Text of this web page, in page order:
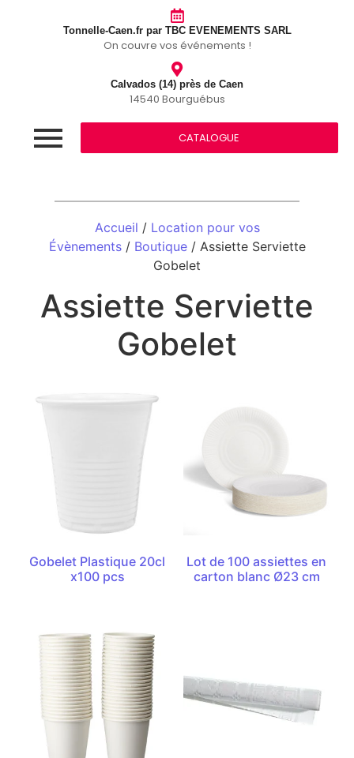
Tonnelle-Caen.fr par TBC EVENEMENTS SARL
On couvre vos événements !
Calvados (14) près de Caen
14540 Bourguébus
CATALOGUE
Accueil / Location pour vos
Évènements/ Boutique/ Assiette Serviette
Gobelet
Assiette Serviette
Gobelet
Gobelet Plastique 20cl
x100 pcs
Lot de 100 assiettes en
carton blanc Ø23 cm